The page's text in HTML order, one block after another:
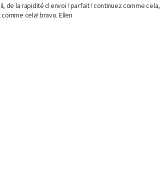
de la rapidité d envoi ! parfait ! continuez comme
cela! bravo. Ellen